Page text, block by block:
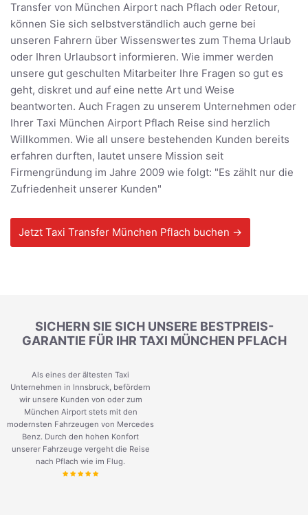
Transfer von München Airport nach Pflach oder Retour,
können Sie sich selbstverständlich auch gerne bei
unseren Fahrern über Wissenswertes zum Thema Urlaub
oder Ihren Urlaubsort informieren. Wie immer werden
unsere gut geschulten Mitarbeiter Ihre Fragen so gut es
geht, diskret und auf eine nette Art und Weise
beantworten. Auch Fragen zu unserem Unternehmen oder
Ihrer Taxi München Airport Pflach Reise sind herzlich
Willkommen. Wie all unsere bestehenden Kunden bereits
erfahren durften, lautet unsere Mission seit
Firmengründung im Jahre 2009 wie folgt: "Es zählt nur die
Zufriedenheit unserer Kunden"
Jetzt Taxi Transfer München Pflach buchen →
SICHERN SIE SICH UNSERE BESTPREIS-
GARANTIE FÜR IHR TAXI MÜNCHEN PFLACH
Als eines der ältesten Taxi
Unternehmen in Innsbruck, befördern
wir unsere Kunden von oder zum
München Airport stets mit den
modernsten Fahrzeugen von Mercedes
Benz. Durch den hohen Konfort
unserer Fahrzeuge vergeht die Reise
nach Pflach wie im Flug.